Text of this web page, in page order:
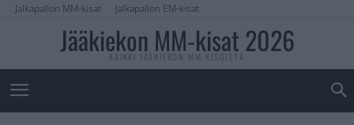
Jalkapallon MM-kisat Jalkapallon EM-kisat
Jääkiekon MM-kisat 2026
KAIKKI JÄÄKIEKON MM-KISOISTA